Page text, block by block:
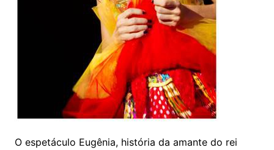
O espetáculo Eugênia, história da amante do rei